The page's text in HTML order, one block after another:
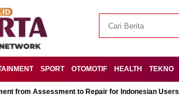
SPORT OTOMOTIF HEALTH TEKNO
from Assessment to Repair for Indonesian Users